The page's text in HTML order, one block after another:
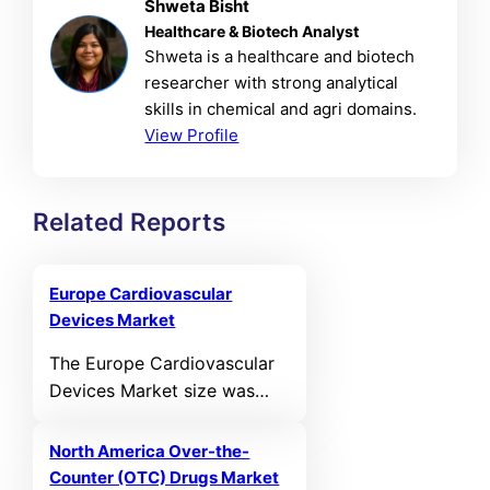
Shweta Bisht
Healthcare & Biotech Analyst
Shweta is a healthcare and biotech
researcher with strong analytical
skills in chemical and agri domains.
View Profile
Related Reports
Europe Cardiovascular
Devices Market
The Europe Cardiovascular
Devices Market size was
in 2021 and reached USD
14,497.23 MN in 2025. It is
North America Over-the-
Counter (OTC) Drugs Market